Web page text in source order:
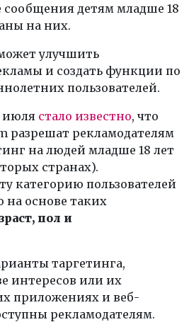
сообщения детям младше 18
на них.
улучшить
и создать функции по
пользователей.
июля стало известно, что
разрешат рекламодателям
на людей младше 18 лет
странах).
категорию пользователей
на основе таких
пол и
таргетинга,
интересов или их
приложениях и веб-
рекламодателям.